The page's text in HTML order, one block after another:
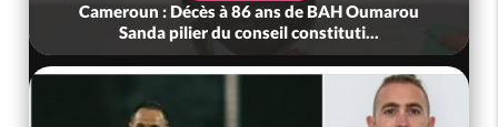
Cameroun : Décès à 86 ans de BAH Oumarou
Sanda pilier du conseil constituti...